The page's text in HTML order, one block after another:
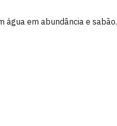
água em abundância e sabão.